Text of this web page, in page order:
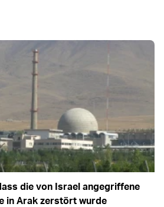
die von Israel angegriffene
in Arak zerstört wurde